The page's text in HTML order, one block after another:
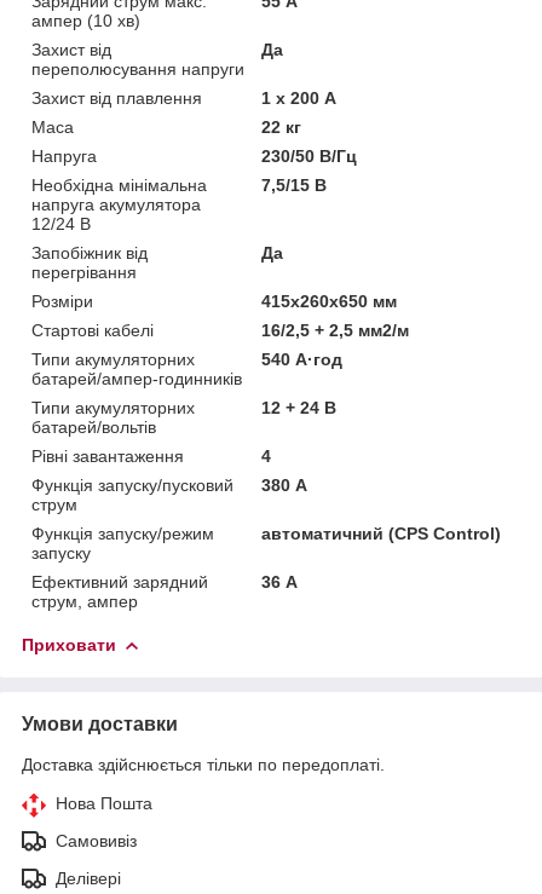
ампер (10 хв)
Захист від
переполюсування напруги
Да
Захист від плавлення
1 х 200 А
Маса
22 кг
Напруга
230/50 В/Гц
Необхідна мінімальна
напруга акумулятора
12/24 В
7,5/15 В
Запобіжник від
перегрівання
Да
Розміри
415x260x650 мм
Стартові кабелі
16/2,5 + 2,5 мм2/м
Типи акумуляторних
батарей/ампер-годинників
540 А·год
Типи акумуляторних
батарей/вольтів
12 + 24 В
Рівні завантаження
4
Функція запуску/пусковий
струм
380 А
Функція запуску/режим
запуску
автоматичний (CPS Control)
Ефективний зарядний
струм, ампер
36 А
Приховати
Умови доставки
Доставка здійснюється тільки по передоплаті.
Нова Пошта
Самовивіз
Делівері